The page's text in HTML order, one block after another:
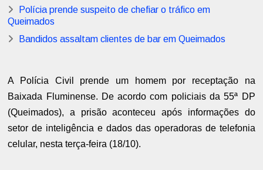
Polícia prende suspeito de chefiar o tráfico em
Queimados
Bandidos assaltam clientes de bar em Queimados
A Polícia Civil prende um homem por receptação na
Baixada Fluminense. De acordo com policiais da 55ª DP
(Queimados), a prisão aconteceu após informações do
setor de inteligência e dados das operadoras de telefonia
celular, nesta terça-feira (18/10).